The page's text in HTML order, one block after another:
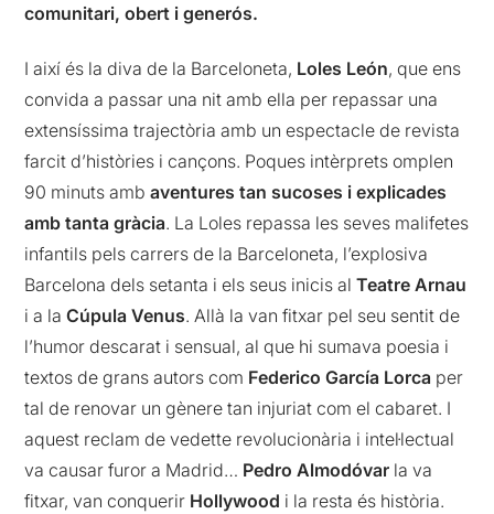
comunitari, obert i generós.
I així és la diva de la Barceloneta, Loles León, que ens
convida a passar una nit amb ella per repassar una
extensíssima trajectòria amb un espectacle de revista
farcit d’històries i cançons. Poques intèrprets omplen
90 minuts ambaventures tan sucoses i explicades
amb tanta gràcia. La Loles repassa les seves malifetes
infantils pels carrers de la Barceloneta, l’explosiva
Barcelona dels setanta i els seus inicis alTeatre Arnau
i a laCúpula Venus. Allà la van fitxar pel seu sentit de
l’humor descarat i sensual, al que hi sumava poesia i
textos de grans autors com Federico García Lorca per
tal de renovar un gènere tan injuriat com el cabaret. I
aquest reclam devedette revolucionària i intel·lectual
va causar furor a Madrid… Pedro Almodóvar la va
fitxar, van conquerir Hollywood i la resta és història.